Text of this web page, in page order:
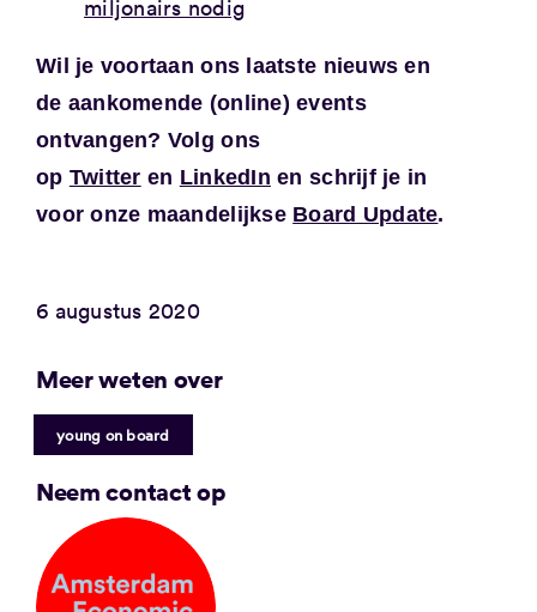
miljonairs nodig
Wil je voortaan ons laatste nieuws en
de aankomende (online) events
ontvangen? Volg ons
op Twitter en LinkedIn en schrijf je in
voor onze maandelijkse Board Update.
6 augustus 2020
Meer weten over
young on board
Neem contact op